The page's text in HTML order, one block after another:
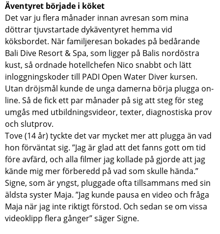
Äventyret började i köket
Det var ju flera månader innan avresan som mina
döttrar tjuvstartade dykäventyret hemma vid
köksbordet. När familjeresan bokades på bedårande
Bali Dive Resort & Spa, som ligger på Balis nordöstra
kust, så ordnade hotellchefen Nico snabbt och lätt
inloggningskoder till PADI Open Water Diver kursen.
Utan dröjsmål kunde de unga damerna börja plugga on-
line. Så de fick ett par månader på sig att steg för steg
umgås med utbildningsvideor, texter, diagnostiska prov
och slutprov.
Tove (14 år) tyckte det var mycket mer att plugga än vad
hon förväntat sig. ”Jag är glad att det fanns gott om tid
före avfärd, och alla filmer jag kollade på gjorde att jag
kände mig mer förberedd på vad som skulle hända.”
Signe, som är yngst, pluggade ofta tillsammans med sin
äldsta syster Maja. ”Jag kunde pausa en video och fråga
Maja när jag inte riktigt förstod. Och sedan se om vissa
videoklipp flera gånger” säger Signe.